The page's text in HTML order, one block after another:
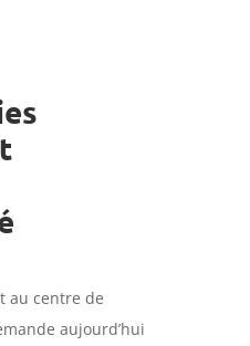
au centre de
aujourd’hui